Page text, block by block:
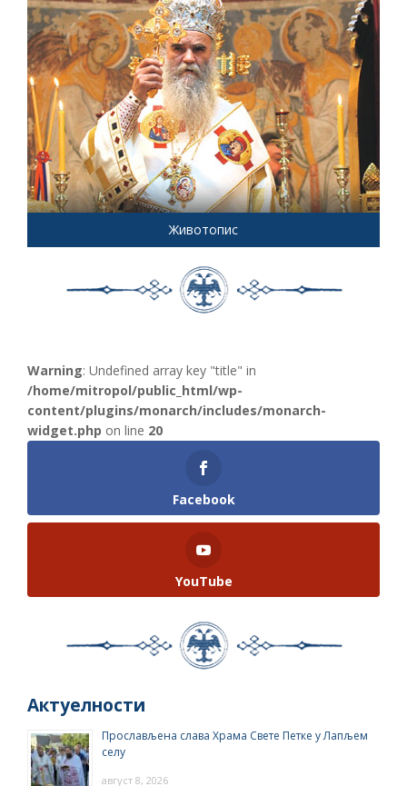
Животопис
Warning: Undefined array key "title" in
/home/mitropol/public_html/wp-
content/plugins/monarch/includes/monarch-
widget.php on line 20
Facebook
YouTube
Актуелности
Прослављена слава Храма Свете Петке у Лапљем
селу
август 8, 2026